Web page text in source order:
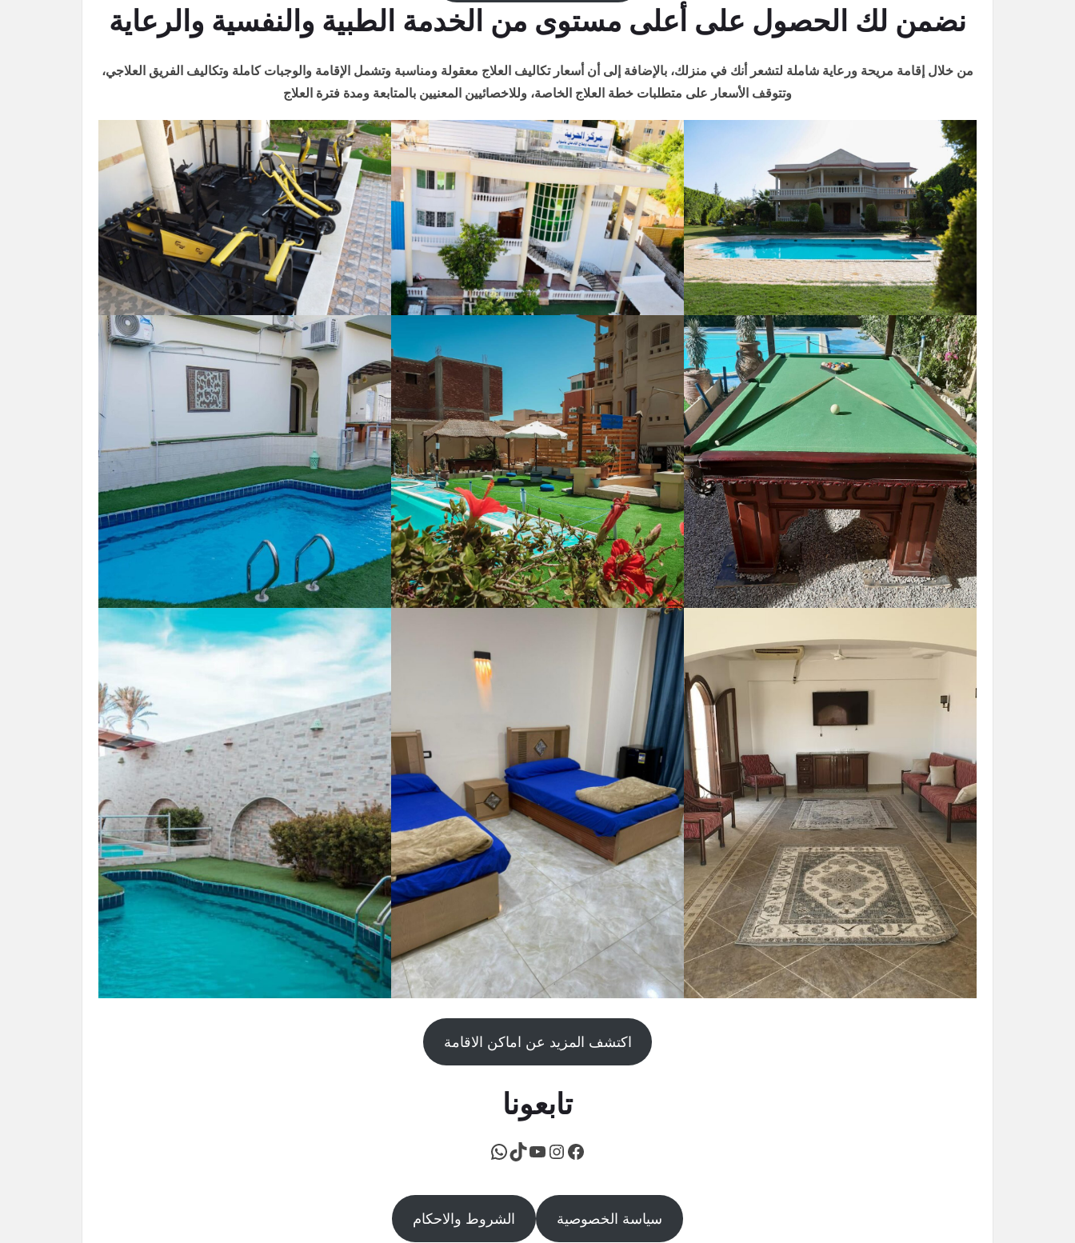
نضمن لك الحصول على أعلى مستوى من الخدمة الطبية والنفسية والرعاية
من خلال إقامة مريحة ورعاية شاملة لتشعر أنك في منزلك، بالإضافة إلى أن أسعار تكاليف العلاج معقولة ومناسبة وتشمل الإقامة والوجبات كاملة وتكاليف الفريق العلاجي،
وتتوقف الأسعار على متطلبات خطة العلاج الخاصة، وللاخصائيين المعنيين بالمتابعة ومدة فترة العلاج
اكتشف المزيد عن اماكن الاقامة
تابعونا
فيسبوك
إنستجرام
يوتيوب
تيك توك
واتساب
سياسة الخصوصية الشروط والاحكام